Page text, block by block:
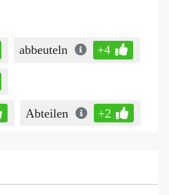
abbeuteln +4
Abteilen +2